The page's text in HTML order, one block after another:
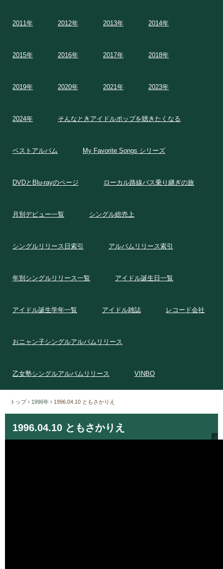
2011年 2012年 2013年 2014年
2015年 2016年 2017年 2018年
2019年 2020年 2021年 2023年
2024年 そんなときアイドルポップを聴きたくなる
ベストアルバム My Favorite Songs シリーズ
DVDとBlu-rayのページ ローカル路線バス乗り継ぎの旅
月別デビュー一覧 シングル総売上
シングルリリース日索引 アルバムリリース索引
年別シングルリリース一覧 アイドル誕生日一覧
アイドル誕生学年一覧 アイドル雑誌 レコード会社
おニャン子シングルアルバムリリース
乙女塾シングルアルバムリリース VINBO
トップ › 1996年 › 1996.04.10 ともさかりえ
1996.04.10 ともさかりえ